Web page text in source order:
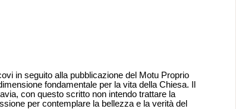
in seguito alla pubblicazione del Motu Proprio
fondamentale per la vita della Chiesa. Il
con questo scritto non intendo trattare la
per contemplare la bellezza e la verità del